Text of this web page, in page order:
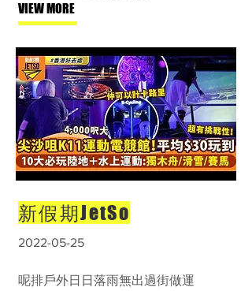
VIEW MORE
新假期JetSo
2022-05-25
呢排戶外日日落雨無出過街做運